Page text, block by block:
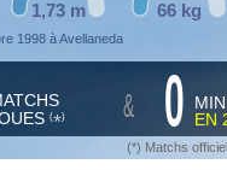
1998 à Avellaneda
1,73 m 66 kg
(*) & 0
EN
(*) Matchs